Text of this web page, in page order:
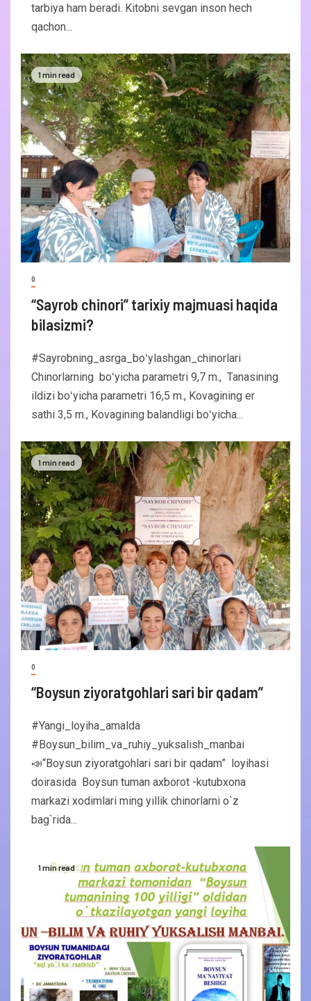
tarbiya ham beradi. Kitobni sevgan inson hech
qachon...
1 min read
0
“Sayrob chinori” tarixiy majmuasi haqida
bilasizmi?
#Sayrobning_asrga_boʻylashgan_chinorlari
Chinorlarning boʻyicha parametri 9,7 m., Tanasining
ildizi boʻyicha parametri 16,5 m., Kovagining er
sathi 3,5 m., Kovagining balandligi boʻyicha...
1 min read
0
“Boysun ziyoratgohlari sari bir qadam”
#Yangi_loyiha_amalda
#Boysun_bilim_va_ruhiy_yuksalish_manbai
📣“Boysun ziyoratgohlari sari bir qadam” loyihasi
doirasida Boysun tuman axborot -kutubxona
markazi xodimlari ming yillik chinorlarni o`z
bag`rida...
1 min read